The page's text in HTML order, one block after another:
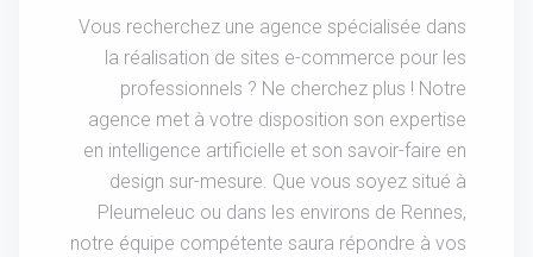
Vous recherchez une agence spécialisée dans
la réalisation de sites e-commerce pour les
professionnels ? Ne cherchez plus ! Notre
agence met à votre disposition son expertise
en intelligence artificielle et son savoir-faire en
design sur-mesure. Que vous soyez situé à
Pleumeleuc ou dans les environs de Rennes,
notre équipe compétente saura répondre à vos